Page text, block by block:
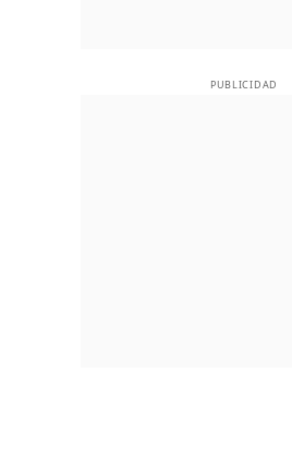
PUBLICIDAD